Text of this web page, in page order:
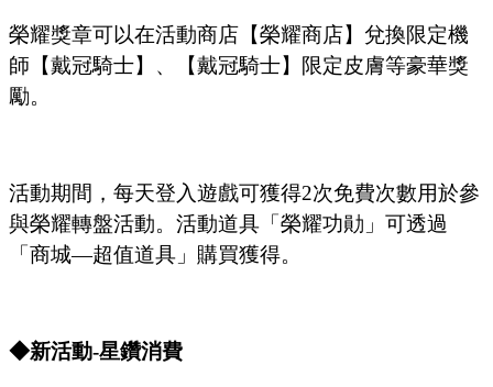
榮耀獎章可以在活動商店【榮耀商店】兌換限定機
師【戴冠騎士】、【戴冠騎士】限定皮膚等豪華獎
勵。
活動期間，每天登入遊戲可獲得2次免費次數用於參
與榮耀轉盤活動。活動道具 「榮耀功勛」 可透過
「 商城—超值道具 」 購買獲得。
◆新活動-星鑽消費